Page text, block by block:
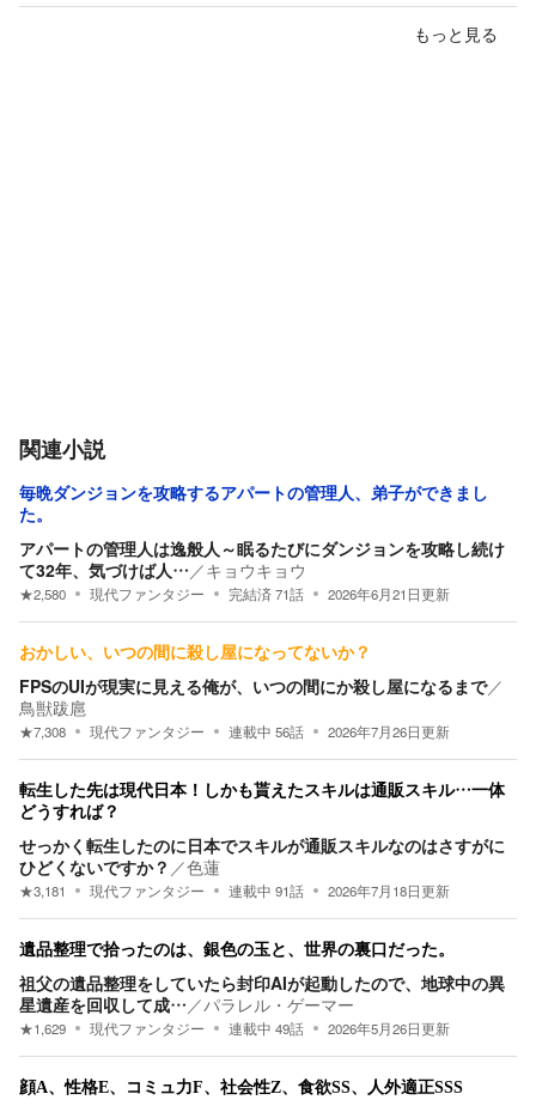
もっと見る
関連小説
毎晩ダンジョンを攻略するアパートの管理人、弟子ができまし
た。
アパートの管理人は逸般人～眠るたびにダンジョンを攻略し続け
て32年、気づけば人… ／キョウキョウ
★2,580 現代ファンタジー 完結済71話 2026年6月21日更新
おかしい、いつの間に殺し屋になってないか？
FPSのUIが現実に見える俺が、いつの間にか殺し屋になるまで／
鳥獣跋扈
★7,308 現代ファンタジー 連載中 56話 2026年7月26日更新
転生した先は現代日本！しかも貰えたスキルは通販スキル…一体
どうすれば？
せっかく転生したのに日本でスキルが通販スキルなのはさすがに
ひどくないですか？ ／色蓮
★3,181 現代ファンタジー 連載中 91話 2026年7月18日更新
遺品整理で拾ったのは、銀色の玉と、世界の裏口だった。
祖父の遺品整理をしていたら封印AIが起動したので、地球中の異
星遺産を回収して成… ／パラレル・ゲーマー
★1,629 現代ファンタジー 連載中 49話 2026年5月26日更新
顔A、性格E、コミュ力F、社会性Z、食欲SS、人外適正SSS